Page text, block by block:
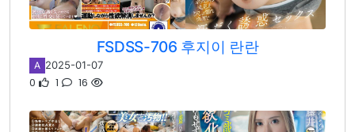
FSDSS-706 후지이 란란
A 2025-01-07
0 1 16